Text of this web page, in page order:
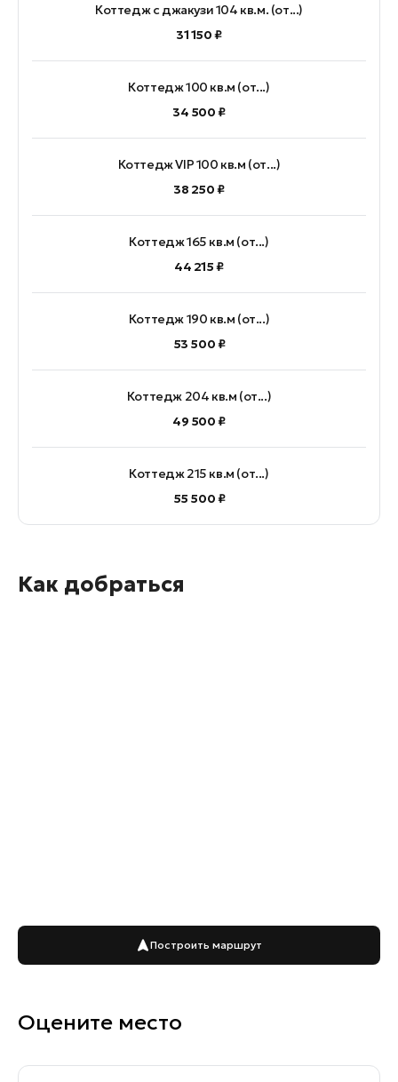
Коттедж с джакузи 104 кв.м. (от...)
31 150 ₽
Коттедж 100 кв.м (от...)
34 500 ₽
Коттедж VIP 100 кв.м (от...)
38 250 ₽
Коттедж 165 кв.м (от...)
44 215 ₽
Коттедж 190 кв.м (от...)
53 500 ₽
Коттедж 204 кв.м (от...)
49 500 ₽
Коттедж 215 кв.м (от...)
55 500 ₽
Как добраться
Построить маршрут
Оцените место